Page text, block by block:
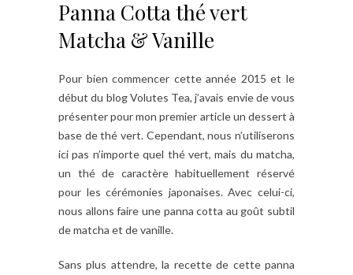
Panna Cotta thé vert
Matcha & Vanille
Pour bien commencer cette année 2015 et le
début du blog Volutes Tea, j’avais envie de vous
présenter pour mon premier article un dessert à
base de thé vert. Cependant, nous n’utiliserons
ici pas n’importe quel thé vert, mais du matcha,
un thé de caractère habituellement réservé
pour les cérémonies japonaises. Avec celui-ci,
nous allons faire une panna cotta au goût subtil
de matcha et de vanille.
Sans plus attendre, la recette de cette panna